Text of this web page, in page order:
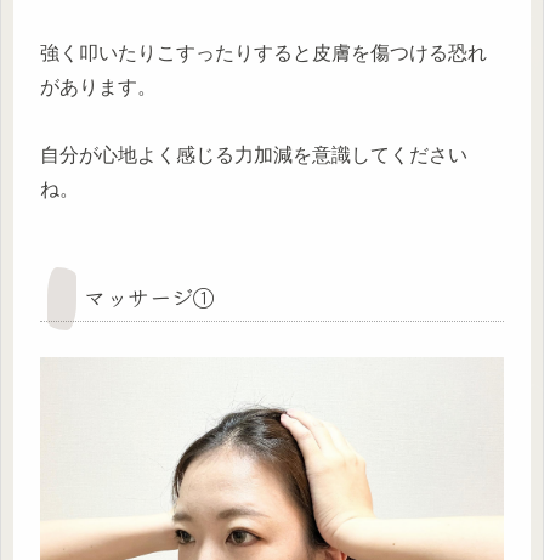
強く叩いたりこすったりすると皮膚を傷つける恐れ
があります。
自分が心地よく感じる力加減を意識してください
ね。
マッサージ①